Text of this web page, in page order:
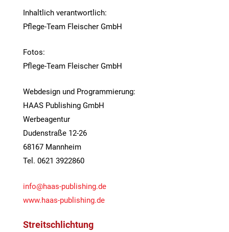
Inhaltlich verantwortlich:
Pflege-Team Fleischer GmbH
Fotos:
Pflege-Team Fleischer GmbH
Webdesign und Programmierung:
HAAS Publishing GmbH
Werbeagentur
Dudenstraße 12-26
68167 Mannheim
Tel. 0621 3922860
info@haas-publishing.de
www.haas-publishing.de
Streitschlichtung